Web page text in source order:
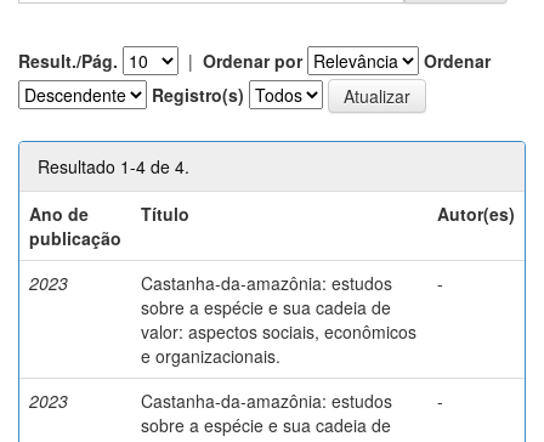
Result./Pág. | Ordenar por
Ordenar
Registro(s)
Resultado 1-4 de 4.
Ano de
publicação
Título Autor(es)
2023
Castanha-da-amazônia: estudos
sobre a espécie e sua cadeia de
valor: aspectos sociais, econômicos
e organizacionais.
-
2023
Castanha-da-amazônia: estudos
sobre a espécie e sua cadeia de
-